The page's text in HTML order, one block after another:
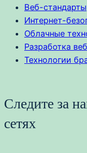
Веб-стандарты
Интернет-
Облачные
Разработка
Технологии
Следите за
сетях